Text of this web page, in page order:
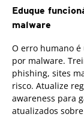
Eduque
malware
O erro humano é
por malware.
phishing, sites
risco. Atualize
awareness para
atualizados